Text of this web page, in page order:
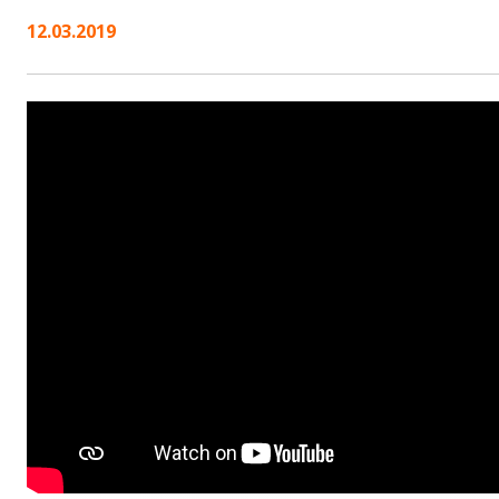
12.03.2019